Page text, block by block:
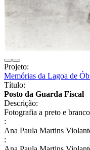
Projeto:
Memórias da Lagoa de
Título:
Posto da Guarda Fiscal
Descrição:
Fotografia a preto e
:
Ana Paula Martins
: